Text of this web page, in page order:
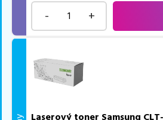
- +
Laserový toner Samsung